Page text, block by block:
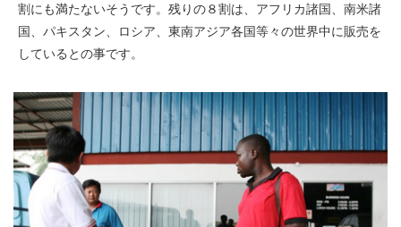
割にも満たないそうです。残りの８割は、アフリカ諸国、南米諸
国、パキスタン、ロシア、東南アジア各国等々の世界中に販売を
しているとの事です。